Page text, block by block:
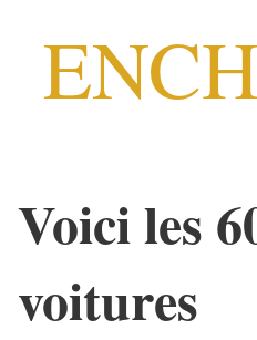
Voici les
voitures